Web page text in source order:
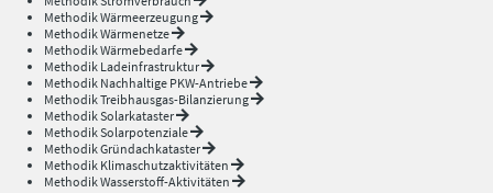
Methodik Wärmeerzeugung
Methodik Wärmenetze
Methodik Wärmebedarfe
Methodik Ladeinfrastruktur
Methodik Nachhaltige PKW-Antriebe
Methodik Treibhausgas-Bilanzierung
Methodik Solarkataster
Methodik Solarpotenziale
Methodik Gründachkataster
Methodik Klimaschutzaktivitäten
Methodik Wasserstoff-Aktivitäten